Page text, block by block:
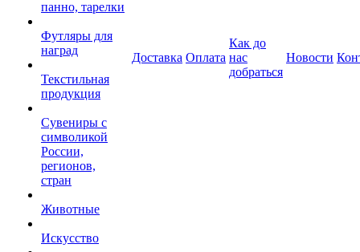
панно, тарелки
Футляры для
наград
Текстильная
продукция
Сувениры с
символикой
России,
регионов,
стран
Животные
Искусство
Доставка Оплата
Как до
нас
добраться
Новости